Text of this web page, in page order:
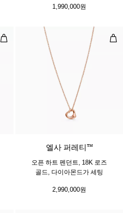
1,990,000원
오픈 하트 펜던트, 로즈 골드, 다이
3 소재
오
엘사 퍼레티™
오픈 하트 펜던트, 18K 로즈
골드, 다이아몬드가 세팅
2,990,000원